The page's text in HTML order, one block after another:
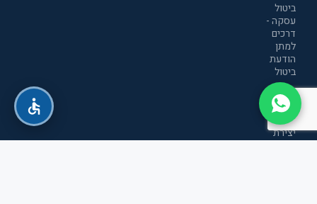
ביטול
עסקה -
דרכים
למתן
הודעת
ביטול
מדיניות
הפרטיות
יצירת